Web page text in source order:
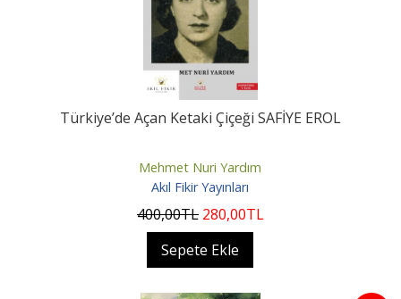
Türkiye’de Açan Ketaki Çiçeği SAFİYE EROL
Mehmet Nuri Yardım
Akıl Fikir Yayınları
400,00TL 280,00TL
Sepete Ekle